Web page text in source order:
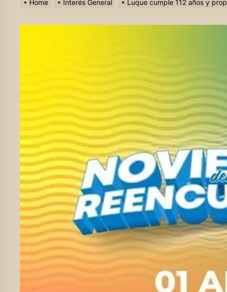
Home Interés General Luque cumple 112 años y